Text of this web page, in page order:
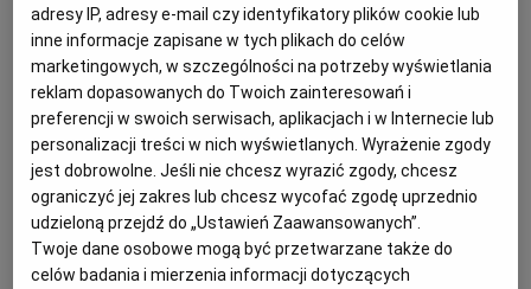
ZUPY
CIASTA
NAPOJE
SAŁATKI
WIELKANOC
WALENTYNKI
DOMOWE PRZYJĘCIE
GRILL
KUCHNIA AFRYKAŃSKA
KUCHNIA JAPOŃSKA
KUCHNIA CHIŃSKA
KUCHNIA TAJSKA
SZKOŁA GOTOWANIA
PORADY
ZAKUPY
SPRZĘT KUCHENNY
ZDROWA DIETA
DIETA
FIT PRZEPISY
WEGE
DO POCZYTANIA
PODRÓŻE KULINARNE
HISTORIE KULINARNE
NASZE SERWISY
SERWISY LOKALNE
adresy IP, adresy e-mail czy identyfikatory plików cookie lub
inne informacje zapisane w tych plikach do celów
marketingowych, w szczególności na potrzeby wyświetlania
reklam dopasowanych do Twoich zainteresowań i
preferencji w swoich serwisach, aplikacjach i w Internecie lub
personalizacji treści w nich wyświetlanych. Wyrażenie zgody
jest dobrowolne. Jeśli nie chcesz wyrazić zgody, chcesz
ograniczyć jej zakres lub chcesz wycofać zgodę uprzednio
udzieloną przejdź do „Ustawień Zaawansowanych”.
Twoje dane osobowe mogą być przetwarzane także do
celów badania i mierzenia informacji dotyczących